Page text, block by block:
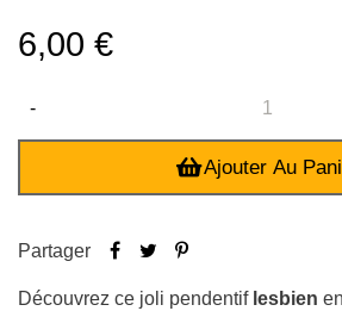
6,00 €
-
Ajouter Au
Partager
Découvrez ce joli pendentif lesbien